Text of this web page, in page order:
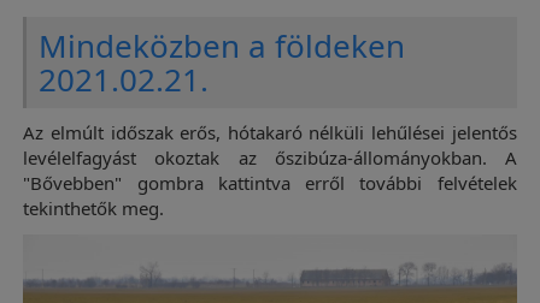
Mindeközben a földeken
2021.02.21.
Az elmúlt időszak erős, hótakaró nélküli lehűlései jelentős
levélelfagyást okoztak az őszibúza-állományokban. A
"Bővebben" gombra kattintva erről további felvételek
tekinthetők meg.